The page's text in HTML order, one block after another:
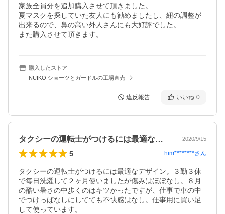
家族全員分を追加購入させて頂きました。
夏マスクを探していた友人にも勧めましたし、紐の調整が
出来るので、鼻の高い外人さんにも大好評でした。
また購入させて頂きます。
購入したストア
NUIKO ショーツとガードルの工場直売
違反報告 いいね 0
タクシーの運転士がつけるには最適なデザ… 2020/9/15
5 him********さん
タクシーの運転士がつけるには最適なデザイン。３勤３休
で毎日洗濯して２ヶ月使いましたが傷みはほぼなし。８月
の酷い暑さの中歩くのはキツかったですが、仕事で車の中
でつけっぱなしにしてても不快感はなし。仕事用に買い足
して使っています。